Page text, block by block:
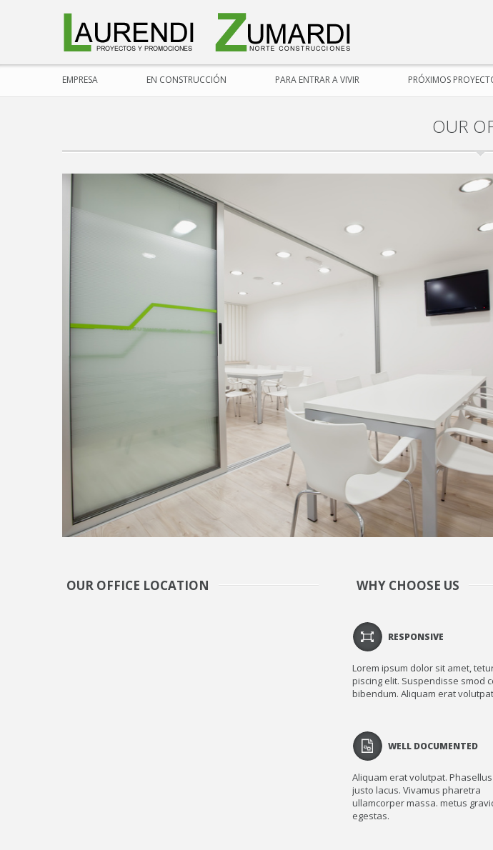
EMPRESA EN CONSTRUCCIÓN PARA ENTRAR A VIVIR PRÓXIMOS
OUR
OUR OFFICE LOCATION WHY CHOOSE US
RESPONSIVE
Lorem ipsum dolor sit amet,
piscing elit. Suspendisse smod
bibendum. Aliquam erat
WELL DOCUMENTED
Aliquam erat volutpat.
justo lacus. Vivamus pharetra
ullamcorper massa. metus
egestas.